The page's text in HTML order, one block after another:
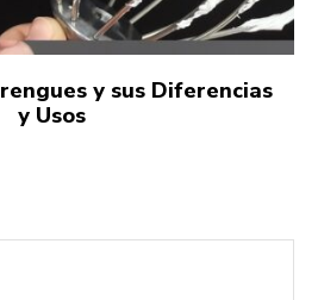
y sus Diferencias
y Usos